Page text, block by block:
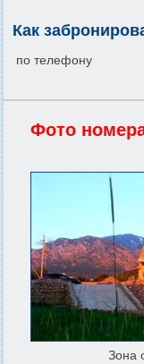
Как
по телефону
Фото
Зона